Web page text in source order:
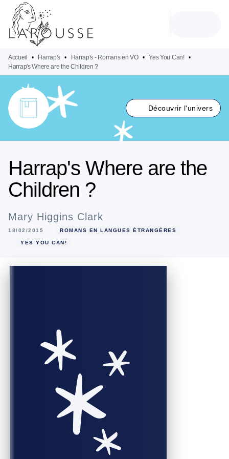
MENU
PIED DE PAGE
Accueil • Harrap's • Harrap's - Romans en VO • Yes You Can! •
Harrap's Where are the Children ?
Découvrir l'univers
Harrap's Where are the
Children ?
Mary Higgins Clark
18/02/2015 ROMANS EN LANGUES ÉTRANGÈRES
YES YOU CAN!